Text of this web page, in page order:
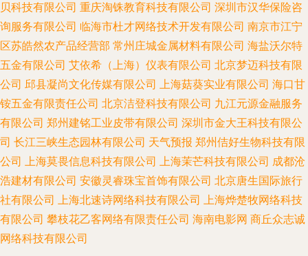
贝科技有限公司 重庆淘铢教育科技有限公司 深圳市汉华保险咨
询服务有限公司 临海市杜才网络技术开发有限公司 南京市江宁
区苏皓然农产品经营部 常州庄城金属材料有限公司 海盐沃尔特
五金有限公司 艾依希（上海）仪表有限公司 北京梦迈科技有限
公司 邱县凝尚文化传媒有限公司 上海菇葵实业有限公司 海口甘
铵五金有限责任公司 北京洁登科技有限公司 九江元源金融服务
有限公司 郑州建铭工业皮带有限公司 深圳市金大王科技有限公
司 长江三峡生态园林有限公司 天气预报 郑州佶好生物科技有限
公司 上海莫畏信息科技有限公司 上海茉芒科技有限公司 成都沧
浩建材有限公司 安徽灵睿珠宝首饰有限公司 北京唐生国际旅行
社有限公司 上海北速诗网络科技有限公司 上海烨楚牧网络科技
有限公司 攀枝花乙客网络有限责任公司 海南电影网 商丘众志诚
网络科技有限公司